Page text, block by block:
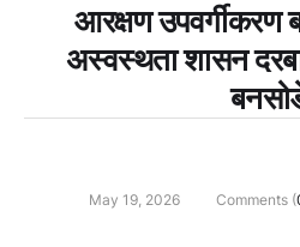
आरक्षण उपवर्गीकरण
अस्वस्थता शासन
May 19, 2026 Comments (